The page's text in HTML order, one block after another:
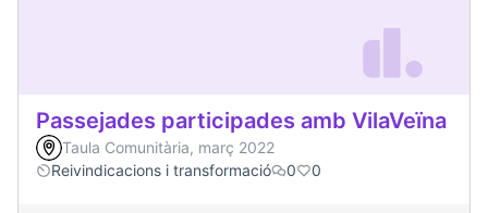
Passejades participades amb VilaVeïna
Taula Comunitària, març 2022
Reivindicacions i transformació
0 0